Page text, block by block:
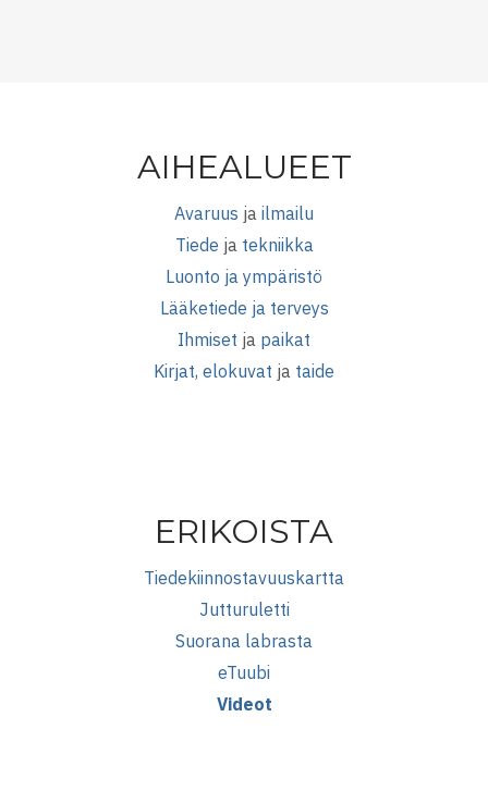
AIHEALUEET
Avaruus ja ilmailu
Tiede ja tekniikka
Luonto ja ympäristö
Lääketiede ja terveys
Ihmiset ja paikat
Kirjat, elokuvat ja taide
ERIKOISTA
Tiedekiinnostavuuskartta
Jutturuletti
Suorana labrasta
eTuubi
Videot